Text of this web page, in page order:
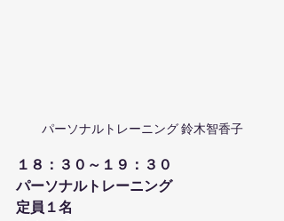
パーソナルトレーニング 鈴木智香子
１８：３０～１９：３０
パーソナルトレーニング
定員１名